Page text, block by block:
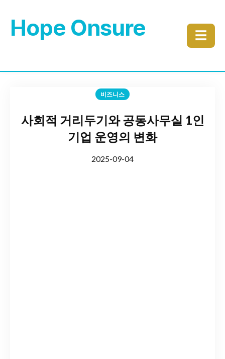
Hope Onsure ☰
비즈니스
사회적 거리두기와 공동사무실 1인
기업 운영의 변화
2025-09-04